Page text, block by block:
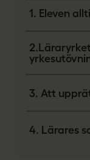
1. Eleven
3. Att
4. Lärares